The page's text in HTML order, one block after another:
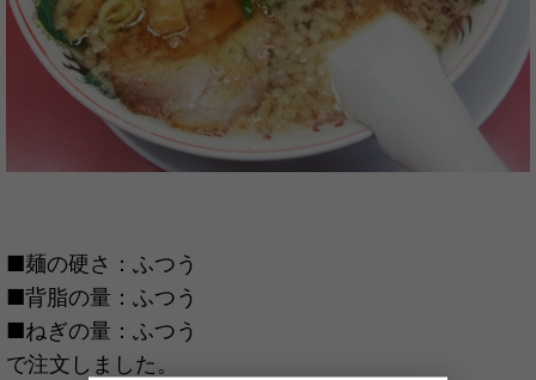
■麺の硬さ：ふつう
■背脂の量：ふつう
■ねぎの量：ふつう
で注文しました。